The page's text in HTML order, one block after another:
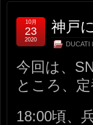
神戸
DUCATI
10月
23
2020
今回は、
ところ、
18:00頃、